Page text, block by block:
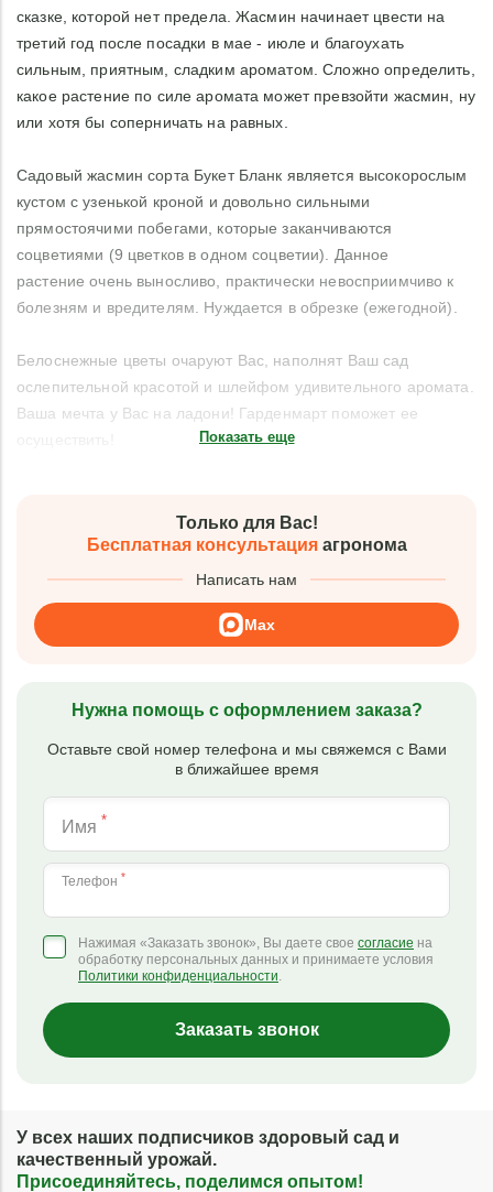
сказке, которой нет предела. Жасмин начинает цвести на
третий год после посадки в мае - июле и благоухать
сильным, приятным, сладким ароматом. Сложно определить,
какое растение по силе аромата может превзойти жасмин, ну
или хотя бы соперничать на равных.
Садовый жасмин сорта Букет Бланк является высокорослым
кустом с узенькой кроной и довольно сильными
прямостоячими побегами, которые заканчиваются
соцветиями (9 цветков в одном соцветии). Данное
растение очень выносливо, практически невосприимчиво к
болезням и вредителям. Нуждается в обрезке (ежегодной).
Белоснежные цветы очаруют Вас, наполнят Ваш сад
ослепительной красотой и шлейфом удивительного аромата.
Ваша мечта у Вас на ладони! Гарденмарт поможет ее
Показать еще
Только для Вас!
Бесплатная консультацияагронома
Написать нам
Max
Нужна помощь с оформлением заказа?
Оставьте свой номер телефона и мы свяжемся с Вами
в ближайшее время
Имя *
Телефон *
Нажимая «Заказать звонок», Вы даете свое согласие на
обработку персональных данных и принимаете условия
Политики конфиденциальности.
Заказать звонок
У всех наших подписчиков здоровый сад и
качественный урожай.
Присоединяйтесь, поделимся опытом!